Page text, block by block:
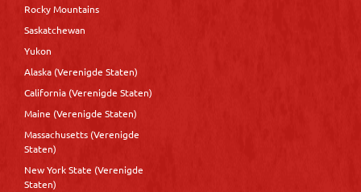
Rocky Mountains
Saskatchewan
Yukon
Alaska (Verenigde Staten)
California (Verenigde Staten)
Maine (Verenigde Staten)
Massachusetts (Verenigde
Staten)
New York State (Verenigde
Staten)